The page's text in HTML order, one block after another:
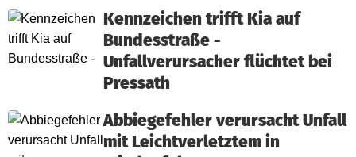
Kennzeichen trifft Kia auf
Bundesstraße -
Unfallverursacher flüchtet bei
Pressath
Abbiegefehler verursacht Unfall
mit Leichtverletztem in